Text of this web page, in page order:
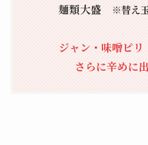
麺類大盛
※替え
ジャン・味噌ピリ
さらに辛めに